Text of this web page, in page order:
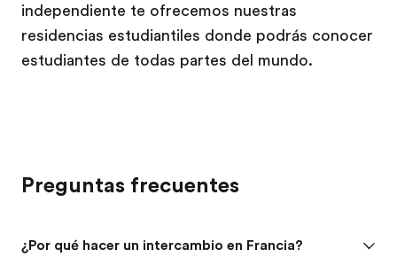
independiente te ofrecemos nuestras
residencias estudiantiles donde podrás conocer
estudiantes de todas partes del mundo.
Preguntas frecuentes
¿Por qué hacer un intercambio en Francia?